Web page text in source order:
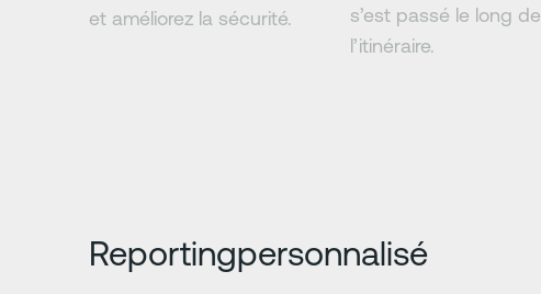
et améliorez la sécurité.
s’est passé le long de
l’itinéraire.
Reportingpersonnalisé